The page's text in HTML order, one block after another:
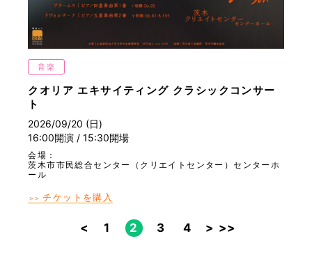
音楽
クオリア エキサイティング クラシックコンサー
ト
2026/09/20 (日)
16:00開演 / 15:30開場
会場：
茨木市市民総合センター（クリエイトセンター）センターホ
ール
＞＞ チケットを購入
< 1 2 3 4 > >>